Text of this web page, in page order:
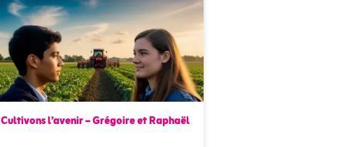
Cultivons l’avenir – Grégoire et Raphaël